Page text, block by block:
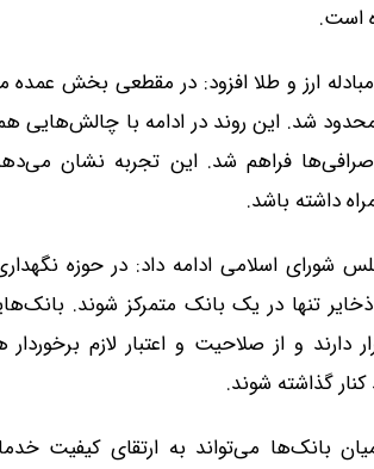
است.
ارز و طلا افزود: در مقطعی بخش عمده
شد. این روند در ادامه با چالش‌هایی
صرافی‌ها فراهم شد. این تجربه نشان
داشته باشد.
اسلامی ادامه داد: در حوزه
تنها در یک بانک متمرکز شوند.
و از صلاحیت و اعتبار لازم برخوردار
گذاشته شوند.
بانک‌ها می‌تواند به ارتقای کیفیت